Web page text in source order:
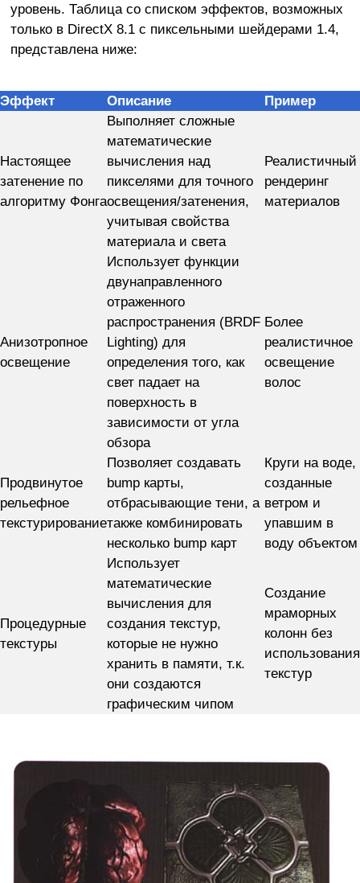
уровень. Таблица со списком эффектов, возможных
только в DirectX 8.1 с пиксельными шейдерами 1.4,
представлена ниже:
Эффект Описание Пример
Настоящее
затенение по
алгоритму Фонга
Выполняет сложные
математические
вычисления над
пикселями для точного
освещения/затенения,
учитывая свойства
материала и света
Реалистичный
рендеринг
материалов
Анизотропное
освещение
Использует функции
двунаправленного
отраженного
распространения (BRDF
Lighting) для
определения того, как
свет падает на
поверхность в
зависимости от угла
обзора
Более
реалистичное
освещение
волос
Продвинутое
рельефное
текстурирование
Позволяет создавать
bump карты,
отбрасывающие тени, а
также комбинировать
несколько bump карт
Круги на воде,
созданные
ветром и
упавшим в
воду объектом
Процедурные
текстуры
Использует
математические
вычисления для
создания текстур,
которые не нужно
хранить в памяти, т.к.
они создаются
графическим чипом
Создание
мраморных
колонн без
использования
текстур